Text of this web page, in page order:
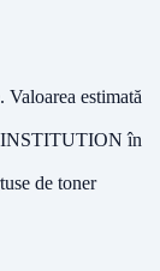
. Valoarea estimată
în
de toner